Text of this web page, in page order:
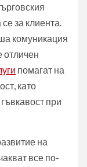
за клиента.
комуникация
отличен
помагат на
като
при
на
все по-